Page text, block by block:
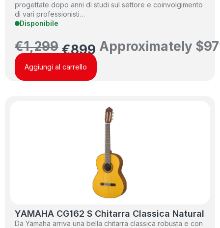
progettate dopo anni di studi sul settore e coinvolgimento
di vari professionisti…
Disponibile
€1,299 €899 Approximately $
Aggiungi al carrello
YAMAHA CG162 S Chitarra Classica Natural
Da Yamaha arriva una bella chitarra classica robusta e con